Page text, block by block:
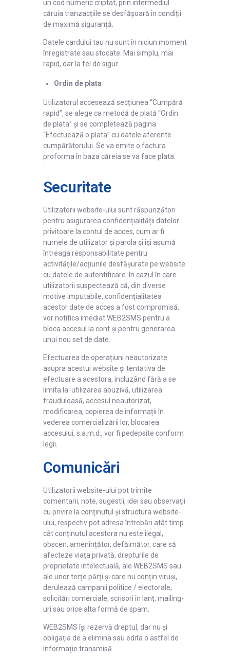
un cod numeric criptat, prin intermediul
căruia tranzacțiile se desfășoară în condiții
de maximă siguranță.
Datele cardului tau nu sunt în niciun moment
înregistrate sau stocate. Mai simplu, mai
rapid, dar la fel de sigur.
Ordin de plata
Utilizatorul accesează secțiunea “Cumpără
rapid”, se alege ca metodă de plată “Ordin
de plata” și se completează pagina
“Efectuează o plata” cu datele aferente
cumpărătorului. Se va emite o factura
proforma în baza căreia se va face plata.
Securitate
Utilizatorii website-ului sunt răspunzători
pentru asigurarea confidențialității datelor
privitoare la contul de acces, cum ar fi
numele de utilizator și parola și își asumă
întreaga responsabilitate pentru
activitățile/acțiunile desfășurate pe website
cu datele de autentificare. In cazul în care
utilizatorii suspectează că, din diverse
motive imputabile, confidențialitatea
acestor date de acces a fost compromisă,
vor notifica imediat WEB2SMS pentru a
bloca accesul la cont și pentru generarea
unui nou set de date.
Efectuarea de operațiuni neautorizate
asupra acestui website și tentativa de
efectuare a acestora, incluzând fără a se
limita la: utilizarea abuzivă, utilizarea
frauduloasă, accesul neautorizat,
modificarea, copierea de informații în
vederea comercializării lor, blocarea
accesului, s.a.m.d., vor fi pedepsite conform
legii.
Comunicări
Utilizatorii website-ului pot trimite
comentarii, note, sugestii, idei sau observații
cu privire la conținutul și structura website-
ului, respectiv pot adresa întrebări atât timp
cât conținutul acestora nu este ilegal,
obscen, amenințător, defăimător, care să
afecteze viața privată, drepturile de
proprietate intelectuală, ale WEB2SMS sau
ale unor terțe părți și care nu conțin viruși,
derulează campanii politice / electorale,
solicitări comerciale, scrisori în lanț, mailing-
uri sau orice alta formă de spam.
WEB2SMS își rezervă dreptul, dar nu și
obligația de a elimina sau edita o astfel de
informație transmisă.